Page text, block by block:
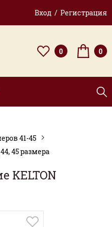
Вход / Регистрация
0 0
41-45
45 размера
KELTON